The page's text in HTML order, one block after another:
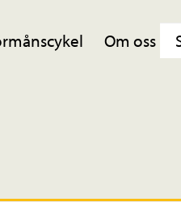
Om oss